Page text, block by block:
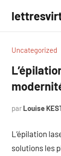
contenu
Uncategorized
par Louise
L’épilation
solutions les